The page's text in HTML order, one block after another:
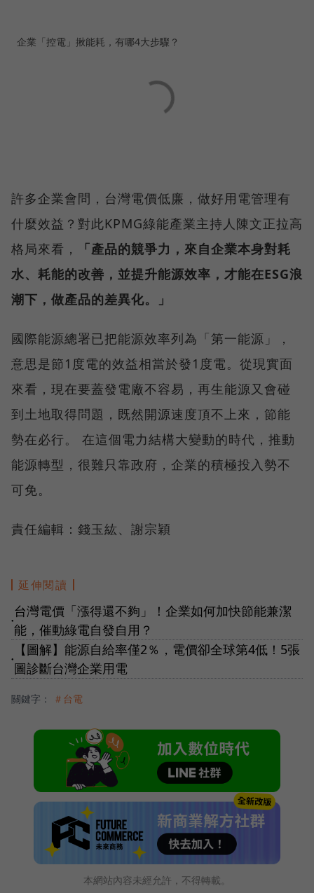
企業「控電」揪能耗，有哪4大步驟？
許多企業會問，台灣電價低廉，做好用電管理有
什麼效益？對此KPMG綠能產業主持人陳文正拉高
格局來看，
「產品的競爭力，來自企業本身對耗
水、耗能的改善，並提升能源效率，才能在ESG浪
潮下，做產品的差異化。」
國際能源總署已把能源效率列為「第一能源」，
意思是節1度電的效益相當於發1度電。從現實面
來看，現在要蓋發電廠不容易，再生能源又會碰
到土地取得問題，既然開源速度頂不上來，節能
勢在必行。 在這個電力結構大變動的時代，推動
能源轉型，很難只靠政府，企業的積極投入勢不
可免。
責任編輯：錢玉紘、謝宗穎
延伸閱讀
●
台灣電價「漲得還不夠」！企業如何加快節能兼潔
能，催動綠電自發自用？
●
【圖解】能源自給率僅2％，電價卻全球第4低！5張
圖診斷台灣企業用電
關鍵字： ＃台電
本網站內容未經允許，不得轉載。